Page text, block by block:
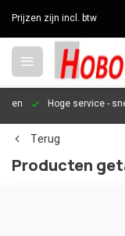
Prijzen zijn incl. btw
Hoge service- snel
Terug
Producten